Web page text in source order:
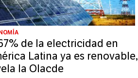
de la electricidad en
Latina ya es renovable,
la Olacde